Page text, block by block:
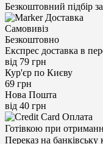
Безкоштовний підбір
Доставка
Самовивіз
Безкоштовно
Експрес доставка в
від 79 грн
Кур'єр по Києву
69 грн
Нова Пошта
від 40 грн
Оплата
Готівкою при
Переказ на банківську